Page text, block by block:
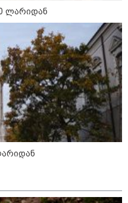
იმპერიები მოედნის
ვინ არიან ყველა დროის
მაღალანაზღაურებადი
პორტის საზღვაო
ძირითადი
დაკორექტირდა - რა
გაძვირდა - რა ღირს
ლარიდან